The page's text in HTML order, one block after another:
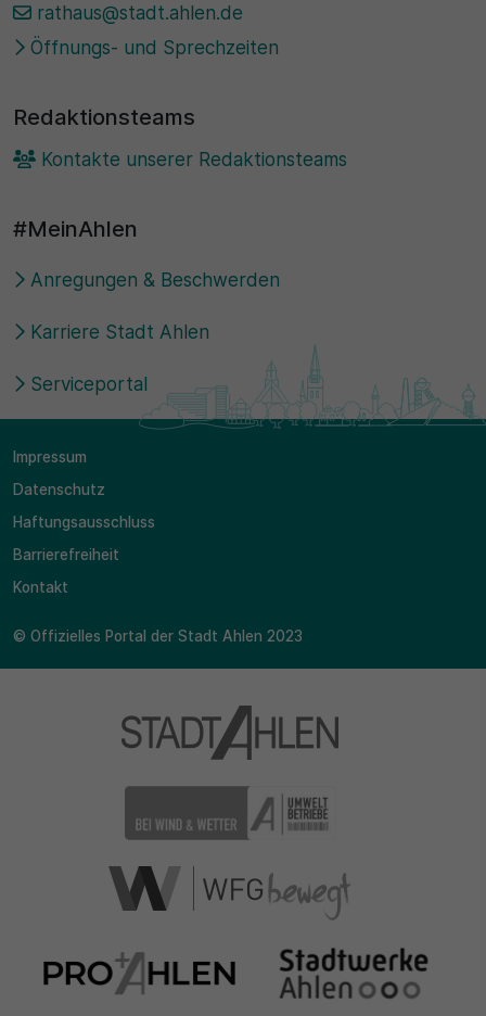
rathaus@stadt.ahlen.de
Öffnungs- und Sprechzeiten
Redaktionsteams
Kontakte unserer Redaktionsteams
#MeinAhlen
Anregungen & Beschwerden
Karriere Stadt Ahlen
Serviceportal
Impressum
Datenschutz
Haftungsausschluss
Barrierefreiheit
Kontakt
© Offizielles Portal der Stadt Ahlen 2023